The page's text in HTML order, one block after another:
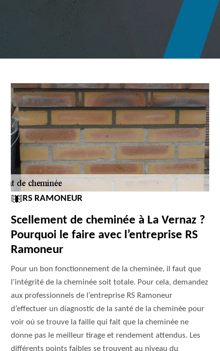
RS RAMONEUR
Scellement de cheminée à La Vernaz ?
Pourquoi le faire avec l’entreprise RS
Ramoneur
Pour un bon fonctionnement de la cheminée, il faut que
l’intégrité de la cheminée soit totale. Pour cela, demandez
aux professionnels de l’entreprise RS Ramoneur
d’effectuer un diagnostic de la santé de la cheminée pour
voir où se trouve la faille qui fait que la cheminée ne
donne pas le meilleur tirage et rendement attendus. Les
différents points faibles se trouvent au niveau du